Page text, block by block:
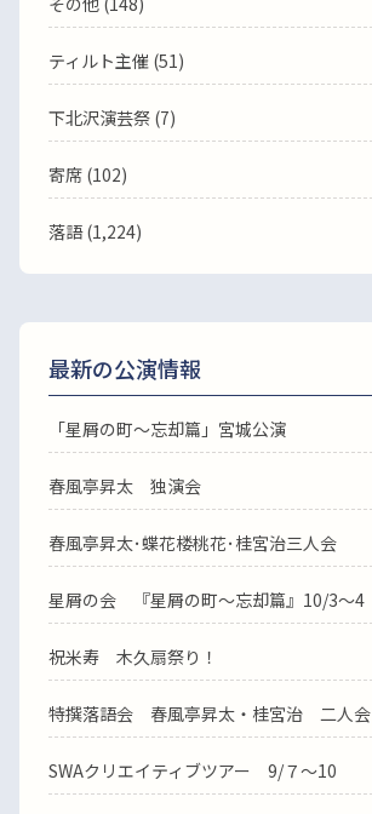
ティルト主催 (51)
下北沢演芸祭 (7)
寄席 (102)
落語(1,224)
最新の公演情報
「星屑の町～忘却篇」宮城公演
春風亭昇太 独演会
春風亭昇太･蝶花楼桃花･桂宮治三人会
星屑の会 『星屑の町～忘却篇』10/3～4
祝米寿 木久扇祭り！
特撰落語会 春風亭昇太・桂宮治 二人会
SWAクリエイティブツアー 9/７～10